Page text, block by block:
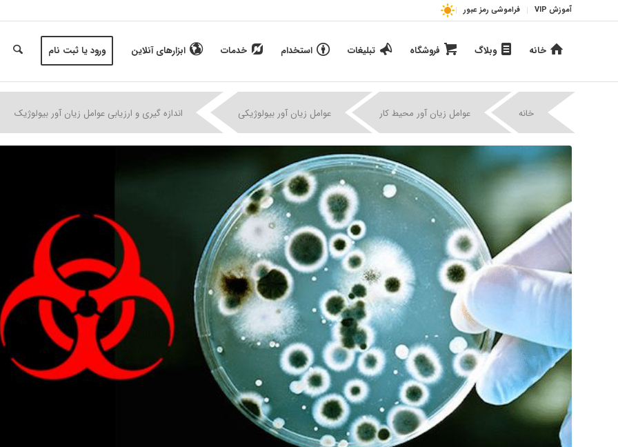
آموزش VIP فراموشی رمز عبور
خانه وبلاگ فروشگاه تبلیغات استخدام خدمات ابزارهای آنلاین ورود یا ثبت نام
خانه عوامل زیان آور محیط کار | عوامل زیان آور بیولوژیکی اندازه گیری و ارزیابی عوامل زیان آور بیولوژیک